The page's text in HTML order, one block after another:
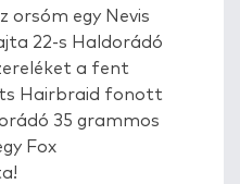
orsóm egy Nevis
22-s Haldorádó
a fent
Hairbraid fonott
35 grammos
Fox